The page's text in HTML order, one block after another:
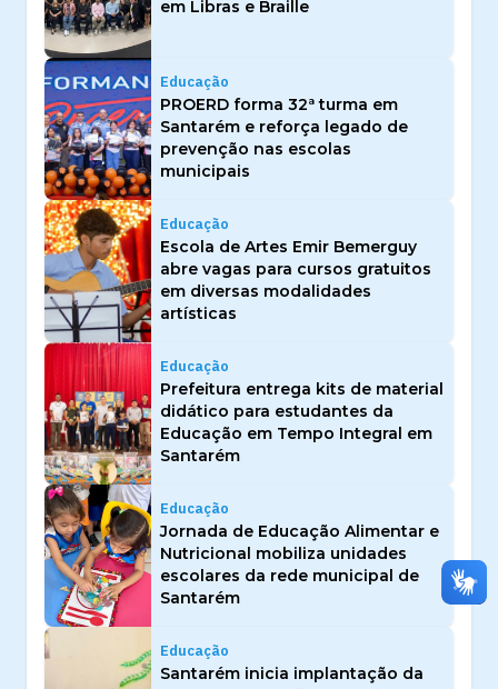
em Libras e Braille
Educação
PROERD forma 32ª turma em
Santarém e reforça legado de
prevenção nas escolas
municipais
Educação
Escola de Artes Emir Bemerguy
abre vagas para cursos gratuitos
em diversas modalidades
artísticas
Educação
Prefeitura entrega kits de material
didático para estudantes da
Educação em Tempo Integral em
Santarém
Educação
Jornada de Educação Alimentar e
Nutricional mobiliza unidades
escolares da rede municipal de
Santarém
Educação
Santarém inicia implantação da